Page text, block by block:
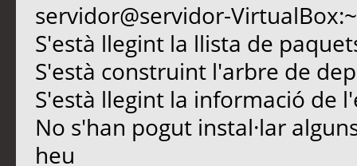
servidor@servidor-
S'està llegint la llista de
S'està construint l'arbre de
S'està llegint la informació de
No s'han pogut instal·lar
heu